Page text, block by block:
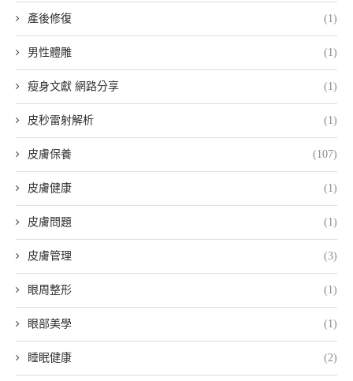
產後修復 (1)
男性體雕 (1)
瘦身文獻 網路分享 (1)
皮秒雷射解析 (1)
皮膚保養 (107)
皮膚健康 (1)
皮膚問題 (1)
皮膚管理 (3)
眼周整形 (1)
眼部美學 (1)
睡眠健康 (2)